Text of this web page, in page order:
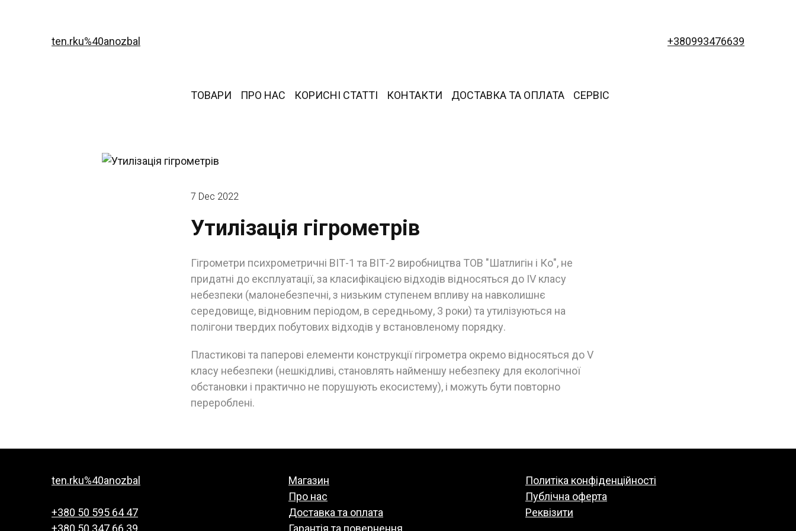
ten.rku%40anozbal +380993476639
ТОВАРИ ПРО НАС КОРИСНІ СТАТТІ КОНТАКТИ ДОСТАВКА ТА ОПЛАТА СЕРВІС
7 Dec 2022
Утилізація гігрометрів
Гігрометри психрометричні ВІТ-1 та ВІТ-2 виробництва ТОВ "Шатлигін і Ко", не
придатні до експлуатації, за класифікацією відходів відносяться до IV класу
небезпеки (малонебезпечні, з низьким ступенем впливу на навколишнє
середовище, відновним періодом, в середньому, 3 роки) та утилізуються на
полігони твердих побутових відходів у встановленому порядку.
Пластикові та паперові елементи конструкції гігрометра окремо відносяться до V
класу небезпеки (нешкідливі, становлять найменшу небезпеку для екологічної
обстановки і практично не порушують екосистему), і можуть бути повторно
перероблені.
ten.rku%40anozbal
+380 50 595 64 47
+380 50 347 66 39
Магазин
Про нас
Доставка та оплата
Гарантія та повернення
Политіка конфіденційності
Публічна оферта
Реквізити